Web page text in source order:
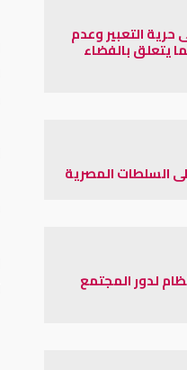
حرية التعبير وعدم
يتعلق بالفضاء
السلطات المصرية
لدور المجتمع